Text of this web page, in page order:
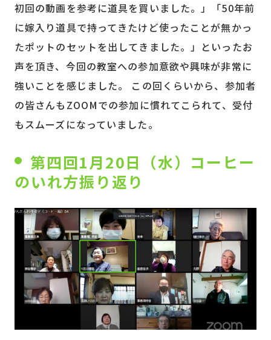
初回の動画を参考に道具を買いました。」「50年前
に嫁入り道具で持ってきたけど使ったことが無かっ
たポットのセットを出してきました。」といったお
声を頂き、今回の教室への参加意欲や興味が非常に
強いことを感じました。 この回くらいから、参加者
の皆さんもZOOMでの参加に慣れてこられて、受付
もスムーズになっていました。
第四回1月20日（水）コーヒー
のいれ方振り返り